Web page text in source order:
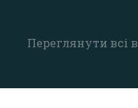
Переглянути всі